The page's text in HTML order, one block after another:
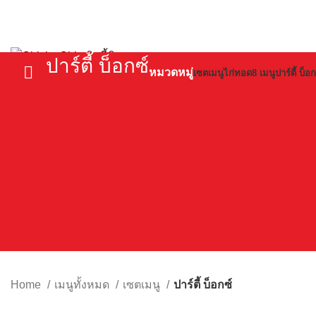
ปาร์ตี้ บ็อกซ์หมวดหมู่เซตเมนูไก่ทอด8 เมนูปาร์ตี้ บ็อ
Home เมนูทั้งหมด เซตเมนู ปาร์ตี้ บ็อกซ์